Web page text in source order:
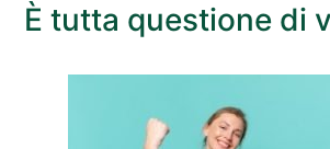
È tutta questione di